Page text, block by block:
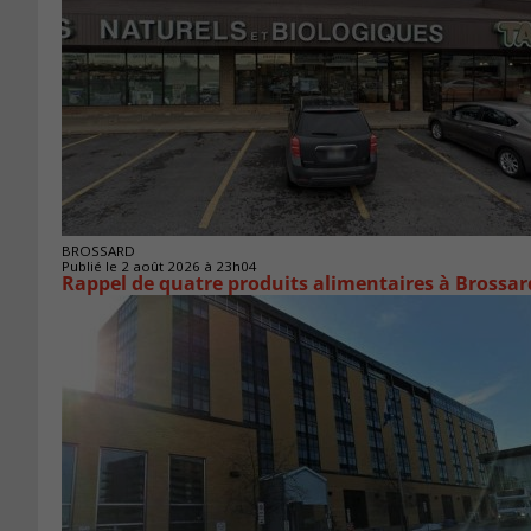
BROSSARD
Publié le 2 août 2026 à 23h04
Rappel de quatre produits alimentaires à